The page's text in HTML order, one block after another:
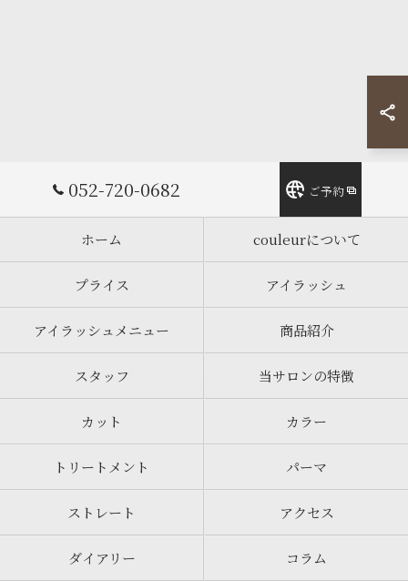
052-720-0682 ご予約
ホーム couleurについて
プライス アイラッシュ
アイラッシュメニュー 商品紹介
スタッフ 当サロンの特徴
カット カラー
トリートメント パーマ
ストレート アクセス
ダイアリー コラム